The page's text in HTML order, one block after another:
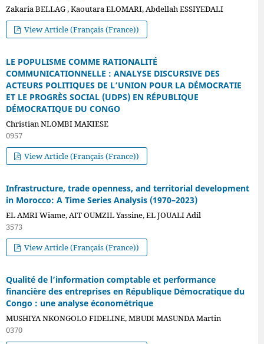
Zakaria BELLAG , Kaoutara ELOMARI, Abdellah ESSIYEDALI
View Article (Français (France))
LE POPULISME COMME RATIONALITÉ
COMMUNICATIONNELLE : ANALYSE DISCURSIVE DES
ACTEURS POLITIQUES DE L’UNION POUR LA DÉMOCRATIE
ET LE PROGRÈS SOCIAL (UDPS) EN RÉPUBLIQUE
DÉMOCRATIQUE DU CONGO
Christian NLOMBI MAKIESE
0957
View Article (Français (France))
Infrastructure, trade openness, and territorial development
in Morocco: A Time Series Analysis (1970–2023)
EL AMRI Wiame, AIT OUMZIL Yassine, EL JOUALI Adil
3573
View Article (Français (France))
Qualité de l’information comptable et performance
financière des entreprises en République Démocratique du
Congo : une analyse économétrique
MUSHIYA NKONGOLO FIDELINE, MBUDI MASUNDA Martin
0370